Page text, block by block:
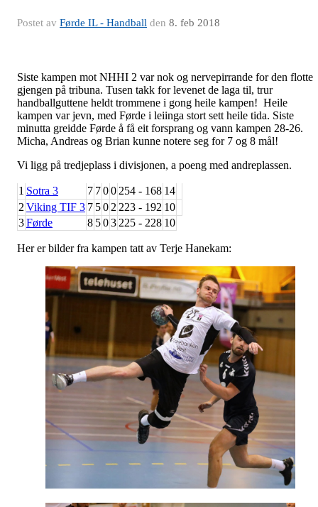
Postet av Førde IL - Handball den 8. feb 2018
Siste kampen mot NHHI 2 var nok og nervepirrande for den flotte
gjengen på tribuna. Tusen takk for levenet de laga til, trur
handballguttene heldt trommene i gong heile kampen! Heile
kampen var jevn, med Førde i leiinga stort sett heile tida. Siste
minutta greidde Førde å få eit forsprang og vann kampen 28-26.
Micha, Andreas og Brian kunne notere seg for 7 og 8 mål!
Vi ligg på tredjeplass i divisjonen, a poeng med andreplassen.
1 Sotra 3 7 700 254 - 168 14
2 Viking TIF 3 7 50 2 223 - 192 10
3Førde 8 503 225 - 228 10
Her er bilder fra kampen tatt av Terje Hanekam: